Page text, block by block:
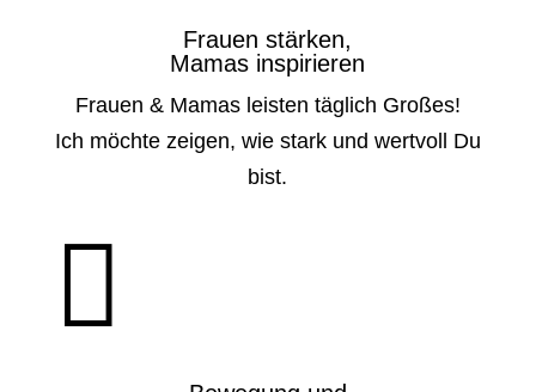
Frauen stärken,
Mamas inspirieren
Frauen & Mamas leisten täglich Großes!
Ich möchte zeigen, wie stark und wertvoll Du
bist.
